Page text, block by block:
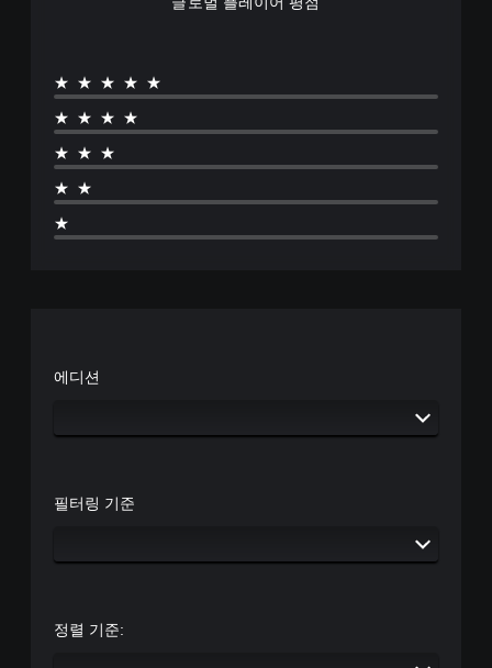
소
거
할
있
니
.
★★★★★
★★★★
★★★
★★
★
에디션
필터링 기준
정렬 기준: